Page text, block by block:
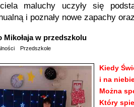
maluchy uczyły się
i poznały nowe zapachy
Mikołaja w przedszkolu
Przedszkole
Kiedy
i na
Można
Który